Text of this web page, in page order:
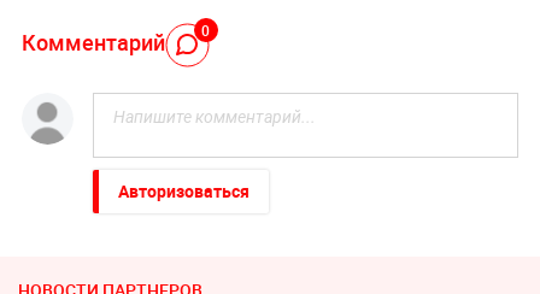
Комментарий 0
Авторизоваться
НОВОСТИ ПАРТНЕРОВ